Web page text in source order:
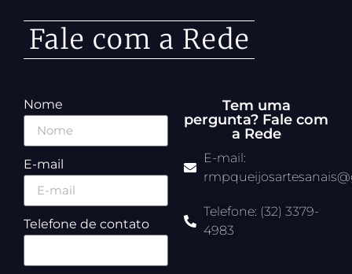
Fale com a Rede
Nome
E-mail
Telefone de contato
Tem uma
pergunta? Fale com
a Rede
E-mail:
Telefone: (32) 3379-
4983